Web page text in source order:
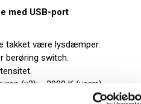
med USB-port
takket være lysdæmper.
berøring switch.
(x3): - 2900 K (varm) -